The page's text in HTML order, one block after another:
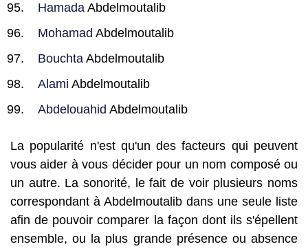
Hamada Abdelmoutalib
Mohamad Abdelmoutalib
Bouchta Abdelmoutalib
Alami Abdelmoutalib
Abdelouahid Abdelmoutalib
La popularité n'est qu'un des facteurs qui peuvent
vous aider à vous décider pour un nom composé ou
un autre. La sonorité, le fait de voir plusieurs noms
correspondant à Abdelmoutalib dans une seule liste
afin de pouvoir comparer la façon dont ils s'épellent
ensemble, ou la plus grande présence ou absence